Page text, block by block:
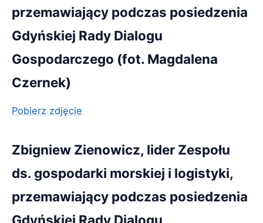
przemawiający podczas posiedzenia
Gdyńskiej Rady Dialogu
Gospodarczego (fot. Magdalena
Czernek)
Pobierz zdjęcie
Zbigniew Zienowicz, lider Zespołu
ds. gospodarki morskiej i logistyki,
przemawiający podczas posiedzenia
Gdyńskiej Rady Dialogu